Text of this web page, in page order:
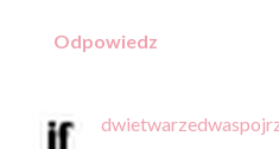
Odpowiedz